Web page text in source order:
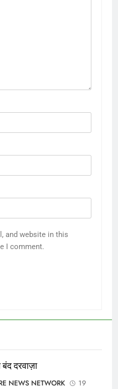
and website in this
I comment.
दरवाज़ा
NEWS NETWORK
19